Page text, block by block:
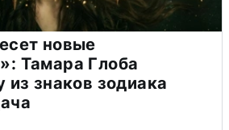
новые
Тамара Глоба
из знаков зодиака